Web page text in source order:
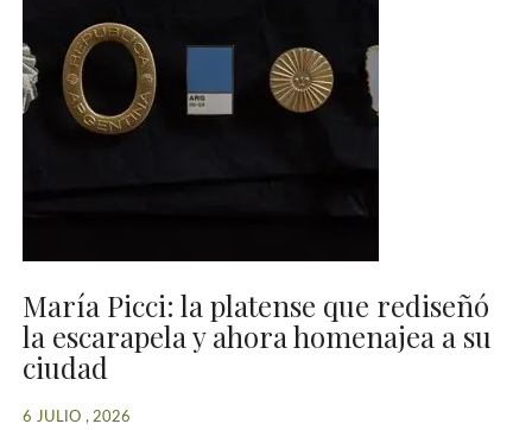
María Picci: la platense que rediseñó
la escarapela y ahora homenajea a su
ciudad
6 JULIO , 2026